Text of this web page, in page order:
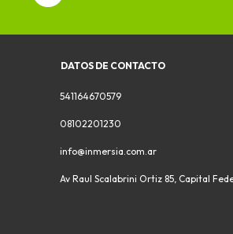
DATOS DE CONTACTO
541164670579
08102201230
info@inmersia.com.ar
Av Raul Scalabrini Ortiz 85, Capital